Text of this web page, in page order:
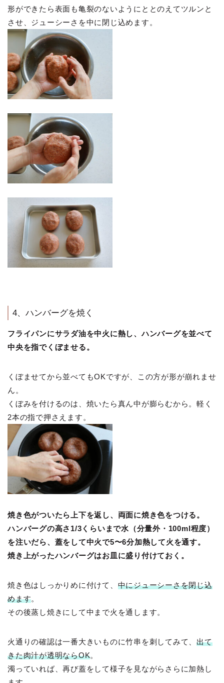
形ができたら表面も亀裂のないようにととのえてツルンと
させ、ジューシーさを中に閉じ込めます。
4、ハンバーグを焼く
フライパンにサラダ油を中火に熱し、ハンバーグを並べて
中央を指でくぼませる。
くぼませてから並べてもOKですが、この方が形が崩れませ
ん。
くぼみを付けるのは、焼いたら真ん中が膨らむから。軽く
2本の指で押さえます。
焼き色がついたら上下を返し、両面に焼き色をつける。
ハンバーグの高さ1/3くらいまで水（分量外・100ml程度）
を注いだら、蓋をして中火で5〜6分加熱して火を通す。
焼き上がったハンバーグはお皿に盛り付けておく。
焼き色はしっかりめに付けて、 中にジューシーさを閉じ込
めます。
その後蒸し焼きにして中まで火を通します。
火通りの確認は一番大きいものに竹串を刺してみて、出て
きた肉汁が透明ならOK。
濁っていれば、再び蓋をして様子を見ながらさらに加熱し